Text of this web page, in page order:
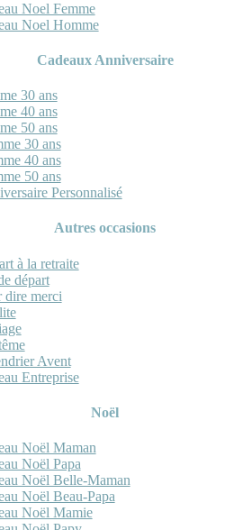
Noel Femme
Noel Homme
Cadeaux Anniversaire
30 ans
40 ans
50 ans
30 ans
40 ans
50 ans
Personnalisé
Autres occasions
à la retraite
départ
dire merci
Avent
Entreprise
Noël
Noël Maman
Noël Papa
Noël Belle-Maman
Noël Beau-Papa
Noël Mamie